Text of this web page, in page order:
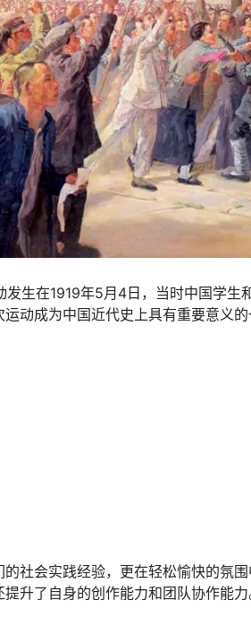
生在1919年5月4日，当时中国学生
动成为中国近代史上具有重要意义